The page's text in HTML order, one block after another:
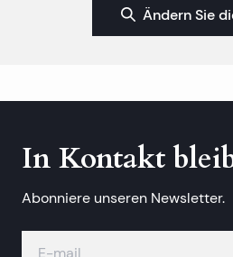
Ändern Sie
In Kontakt
Abonniere unseren Newsletter.